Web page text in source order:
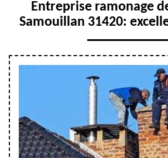
Entreprise ramonage
Samouillan 31420: